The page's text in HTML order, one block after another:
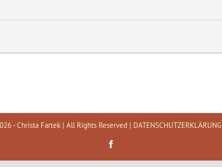
- Christa Fartek | All Rights Reserved | DATENSCHUTZERKLÄRUNG